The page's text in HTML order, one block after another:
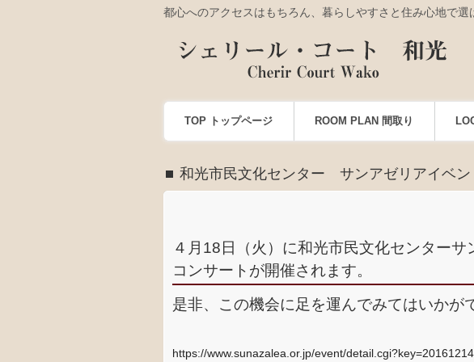
都心へのアクセスはもちろん、暮らしやすさと住み心地で
TOP トップページ ROOM PLAN 間取り
和光市民文化センター サンアゼリアイベン
４月18日（火）に和光市民文化センター
コンサートが開催されます。
是非、この機会に足を運んでみてはいかが
https://www.sunazalea.or.jp/event/